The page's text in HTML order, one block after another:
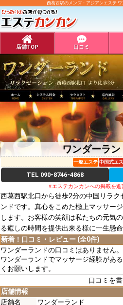
西葛西駅のメンズ・アジアンエステ
店舗TOP 口コミ
ワンダーラン
一般エステ 中国式エ
TEL 090-8746-4868
※エステカンカンへの掲載を進
西葛西駅北口から徒歩2分の中国リラ
ンドです。真心をこめた極上マッサー
します。お客様の笑顔は私たちの元気
る癒しの時間を提供出来る様に一生懸命
新着！口コミ・レビュー (全0件)
ワンダーランドの口コミはありません。
ワンダーランドでマッサージ経験があ
くお願いします。
口コミを書
店舗情報
店舗名
ワンダーランド